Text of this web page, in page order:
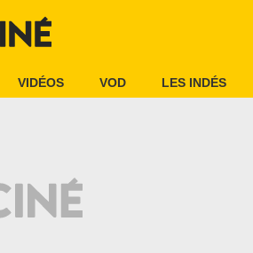
VIDÉOS VOD LES INDÉS